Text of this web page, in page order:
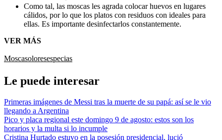
Como tal, las moscas les agrada colocar huevos en lugares
cálidos, por lo que los platos con residuos con ideales para
ellas. Es importante desinfectarlos constantemente.
VER MÁS
Moscasoloresespecias
Le puede interesar
Primeras imágenes de Messi tras la muerte de su papá: así se le vio
llegando a Argentina
Pico y placa regional este domingo 9 de agosto: estos son los
horarios y la multa si lo incumple
Cristina Hurtado estuvo en la posesión presidencial, lució